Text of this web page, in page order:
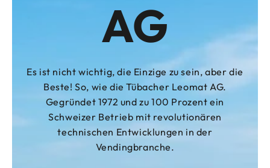
AG
Es ist nicht wichtig, die Einzige zu sein, aber die
Beste! So, wie die Tübacher Leomat AG.
Gegründet 1972 und zu 100 Prozent ein
Schweizer Betrieb mit revolutionären
technischen Entwicklungen in der
Vendingbranche.